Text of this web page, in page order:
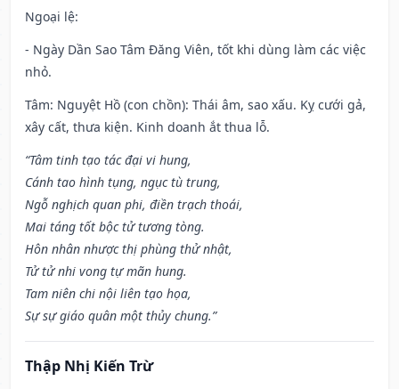
Ngoại lệ:
- Ngày Dần Sao Tâm Đăng Viên, tốt khi dùng làm các việc
nhỏ.
Tâm: Nguyệt Hồ (con chồn): Thái âm, sao xấu. Kỵ cưới gả,
xây cất, thưa kiện. Kinh doanh ắt thua lỗ.
“Tâm tinh tạo tác đại vi hung,
Cánh tao hình tụng, ngục tù trung,
Ngỗ nghịch quan phi, điền trạch thoái,
Mai táng tốt bộc tử tương tòng.
Hôn nhân nhược thị phùng thử nhật,
Tử tử nhi vong tự mãn hung.
Tam niên chi nội liên tạo họa,
Sự sự giáo quân một thủy chung.”
Thập Nhị Kiến Trừ